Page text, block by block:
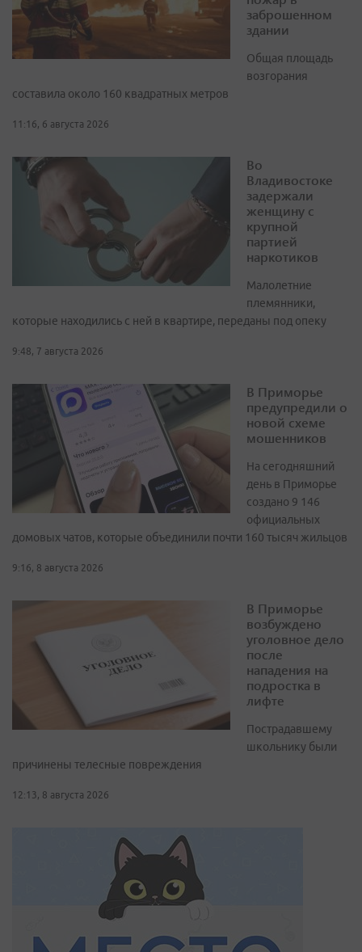
заброшенном
здании
Общая площадь
возгорания
составила около 160 квадратных метров
11:16, 6 августа 2026
Во
Владивостоке
задержали
женщину с
крупной
партией
наркотиков
Малолетние
племянники,
которые находились с ней в квартире, переданы под опеку
9:48, 7 августа 2026
В Приморье
предупредили о
новой схеме
мошенников
На сегодняшний
день в Приморье
создано 9 146
официальных
домовых чатов, которые объединили почти 160 тысяч жильцов
9:16, 8 августа 2026
В Приморье
возбуждено
уголовное дело
после
нападения на
подростка в
лифте
Пострадавшему
школьнику были
причинены телесные повреждения
12:13, 8 августа 2026